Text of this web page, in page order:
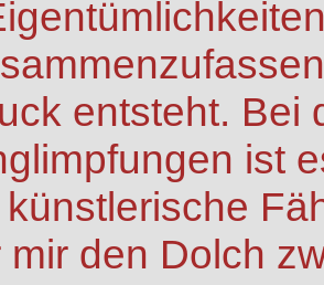
entsteht. Bei
ist
mir den Dolch